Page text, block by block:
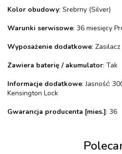
Kolor obudowy: Srebrny (Silver)
Warunki serwisowe: 36 miesięcy
Wyposażenie dodatkowe:
Zawiera baterię / akumulator: Tak
Informacje dodatkowe: Jasność:
Kensington Lock
Gwarancja producenta [mies.]: 36